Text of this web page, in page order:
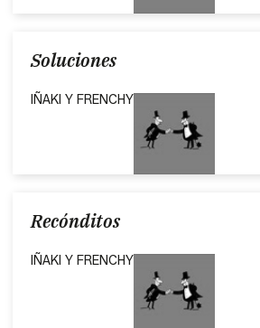
Soluciones
IÑAKI Y FRENCHY
Recónditos
IÑAKI Y FRENCHY